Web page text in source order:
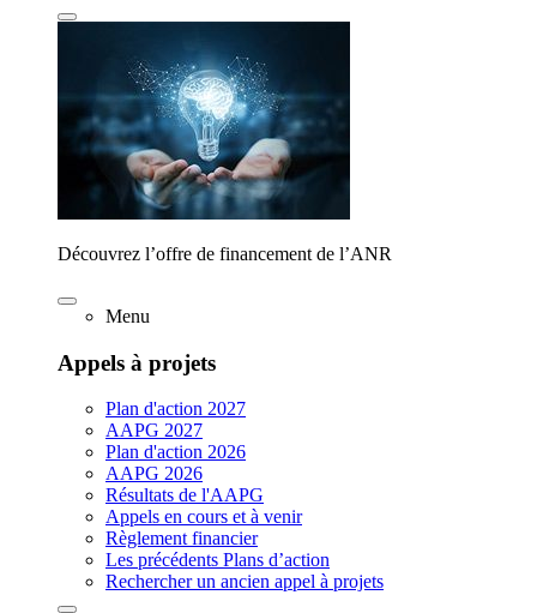
Découvrez l’offre de financement de l’ANR
Menu
Appels à projets
Plan d'action 2027
AAPG 2027
Plan d'action 2026
AAPG 2026
Résultats de l'AAPG
Appels en cours et à venir
Règlement financier
Les précédents Plans d’action
Rechercher un ancien appel à projets